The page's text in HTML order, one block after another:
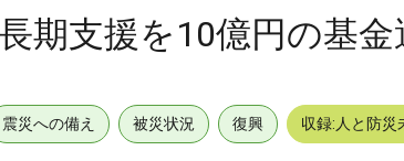
期支援を10億円の基
震災への備え 被災状況 復興 収録:人と防